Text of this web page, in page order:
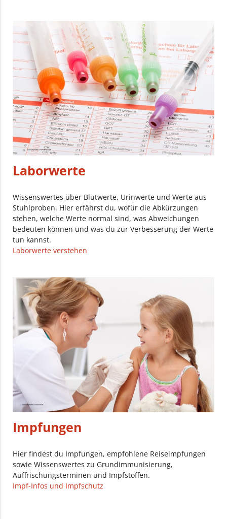
Laborwerte
Wissenswertes über Blutwerte, Urinwerte und Werte aus
Stuhlproben. Hier erfährst du, wofür die Abkürzungen
stehen, welche Werte normal sind, was Abweichungen
bedeuten können und was du zur Verbesserung der Werte
tun kannst.
Laborwerte verstehen
Impfungen
Hier findest du Impfungen, empfohlene Reiseimpfungen
sowie Wissenswertes zu Grundimmunisierung,
Auffrischungsterminen und Impfstoffen.
Impf-Infos und Impfschutz